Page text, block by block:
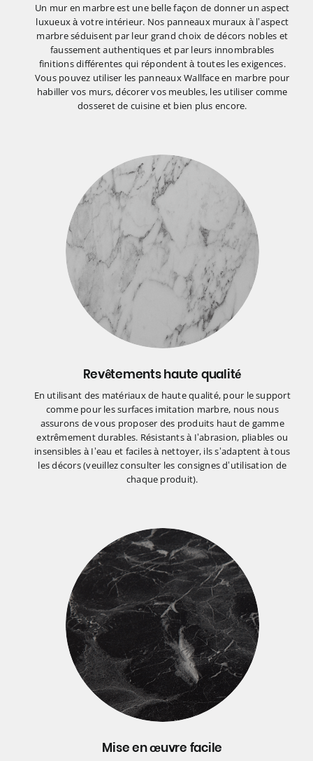
Un mur en marbre est une belle façon de donner un aspect
luxueux à votre intérieur. Nos panneaux muraux à l’aspect
marbre séduisent par leur grand choix de décors nobles et
faussement authentiques et par leurs innombrables
finitions différentes qui répondent à toutes les exigences.
Vous pouvez utiliser les panneaux Wallface en marbre pour
habiller vos murs, décorer vos meubles, les utiliser comme
dosseret de cuisine et bien plus encore.
Revêtements haute qualité
En utilisant des matériaux de haute qualité, pour le support
comme pour les surfaces imitation marbre, nous nous
assurons de vous proposer des produits haut de gamme
extrêmement durables. Résistants à I’abrasion, pliables ou
insensibles à I’eau et faciles à nettoyer, ils s’adaptent à tous
les décors (veuillez consulter les consignes d’utilisation de
chaque produit).
Mise en œuvre facile